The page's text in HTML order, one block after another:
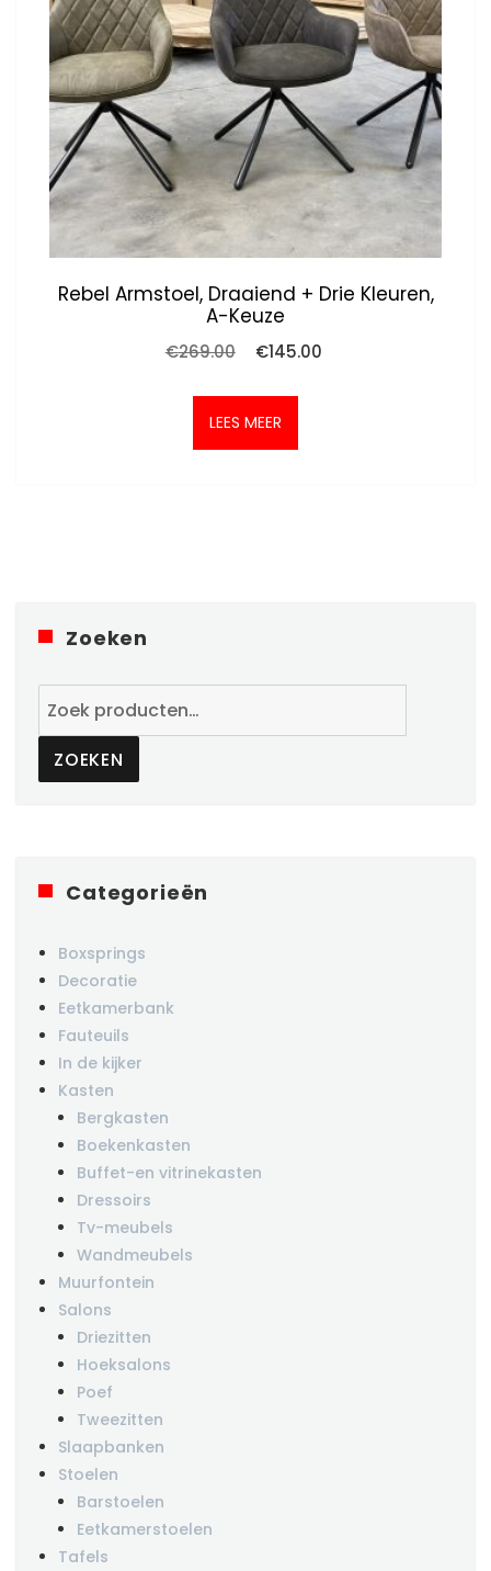
Rebel Armstoel, Draaiend + Drie Kleuren,
A-Keuze
€269.00
Oorspronkelijke
was:
€269.00.
€145.00
LEES MEER
Zoeken
ZOEKEN
Categorieën
Boxsprings
Decoratie
Eetkamerbank
Fauteuils
In de kijker
Kasten
Bergkasten
Boekenkasten
Buffet-en vitrinekasten
Dressoirs
Tv-meubels
Wandmeubels
Muurfontein
Salons
Driezitten
Hoeksalons
Poef
Tweezitten
Slaapbanken
Stoelen
Barstoelen
Eetkamerstoelen
Tafels